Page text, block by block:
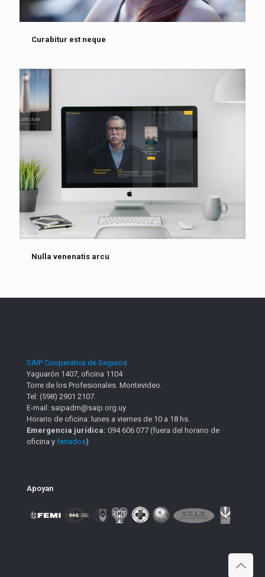
Curabitur est neque
Nulla venenatis arcu
SAIP Cooperativa de Seguros
Yaguarón 1407, oficina 1104
Torre de los Profesionales. Montevideo.
Tel: (598) 2901 2107.
E-mail: saipadm@saip.org.uy
Horario de oficina: lunes a viernes de 10 a 18 hs.
Emergencia jurídica: 094 606 077 (fuera del horario de
oficina y feriados)
Apoyan